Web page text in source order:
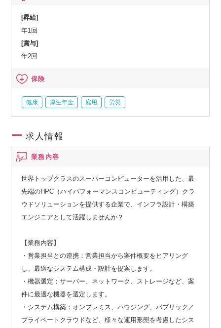
[昇給]
年1回
[賞与]
年2回
保険
健康 厚生年金 雇用 労災
求人情報
業務内容
世界トップクラスのスーパーコンピューターを活用した、最
先端のHPC（ハイパフォーマンスコンピューティング）クラ
ウドソリューションを提供する企業で、インフラ設計・構築
エンジニアとして活躍しませんか？
【業務内容】
・営業担当との連携：営業担当から案件概要をヒアリング
し、最適なシステム構成・設計を提案します。
・機器選定：サーバー、ネットワーク、ストレージなど、案
件に最適な機器を選定します。
・システム構築：オンプレミス、ハウジング、パブリック／
プライベートクラウドなど、様々な運用形態を考慮したシス